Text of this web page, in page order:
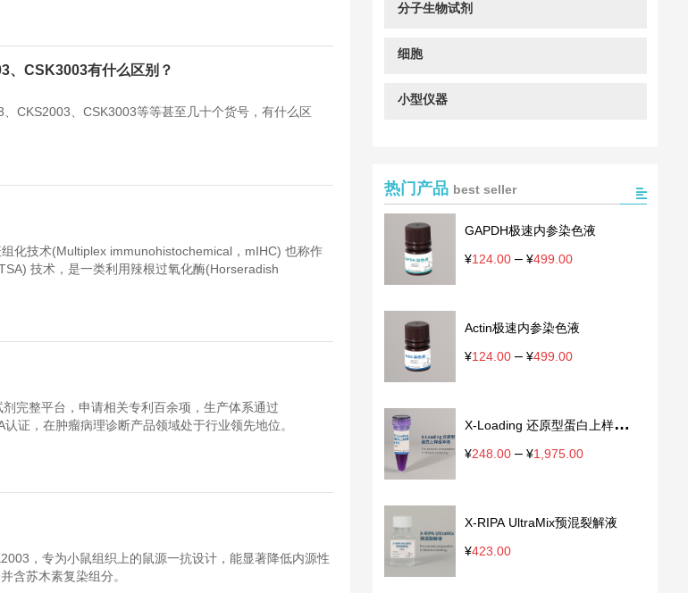
、CSK3003有什么区别？
CKS2003、CSK3003等等甚至几十个货号，有什么区
化技术(Multiplex immunohistochemical，mIHC) 也称作
技术，是一类利用辣根过氧化酶(Horseradish
完整平台，申请相关专利百余项，生产体系通过
证，在肿瘤病理诊断产品领域处于行业领先地位。
，专为小鼠组织上的鼠源一抗设计，能显著降低内源性
含苏木素复染组分。
分子生物试剂
细胞
小型仪器
热门产品 best seller
GAPDH极速内参染色液
¥124.00 – ¥499.00价
¥124.00
至
Actin极速内参染色液
¥124.00 – ¥499.00价
¥124.00
至
X-Loading 还原型蛋白上样缓冲
液
¥248.00 – ¥1,975.00价
¥248.00
X-RIPA UltraMix预混裂解液
¥423.00